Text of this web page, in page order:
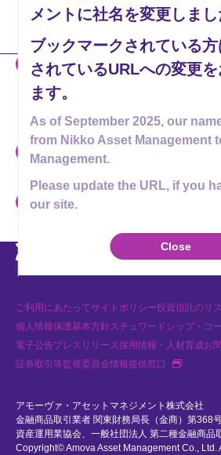
当社のホームページには、投資者の皆様
資料も掲載されております。販売会社の
投資信託の勧誘を行なわないようお願い
いわゆるファンド形態での投資勧誘等に関
ご利用にあたってサイトポリシー投資信託のリ
個人情報保護基本方針スチュワードシップ・コ
電子公告プレスリリース採用情報・人材育成お
証券取引等監視委員会情報提供窓口
新規タブ
アモーヴァ・アセットマネジメント株式会社
金融商品取引業者 関東財務局長（金商）第368
資産運用業協会、一般社団法人 第二種金融商品
Copyright© Amova Asset Management Co., Ltd.
メントに社名を変更しまし
ブックマークされている
されているURLへの変更
ます。
As of September 2025, our
from Nikko Asset Management
Management.
Please update the URL, if you
our site.
Close